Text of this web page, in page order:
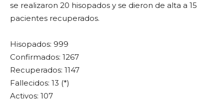
se realizaron 20 hisopados y se dieron de alta a 15
pacientes recuperados.
Hisopados: 999
Confirmados: 1267
Recuperados: 1147
Fallecidos: 13 (*)
Activos: 107